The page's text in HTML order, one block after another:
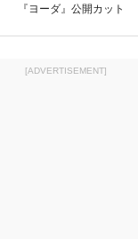
『ヨーダ』公開カット
[ADVERTISEMENT]